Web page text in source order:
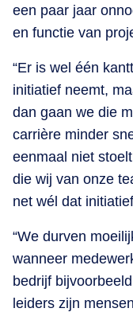
een paar jaar
en functie van
“Er is wel één
initiatief neemt,
dan gaan we die
carrière minder
eenmaal niet
die wij van onze
net wél dat
“We durven
wanneer
bedrijf
leiders zijn